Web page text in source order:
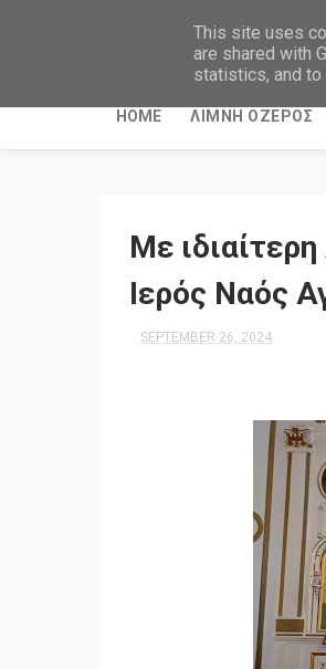
HOME ΛΙΜΝΗ ΟΖΕΡΟΣ
Με
Ιερός Ναός
SEPTEMBER 26, 2024
This site uses
are shared with
statistics, and to